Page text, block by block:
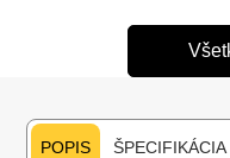
POPIS ŠPECIFIKÁCIA